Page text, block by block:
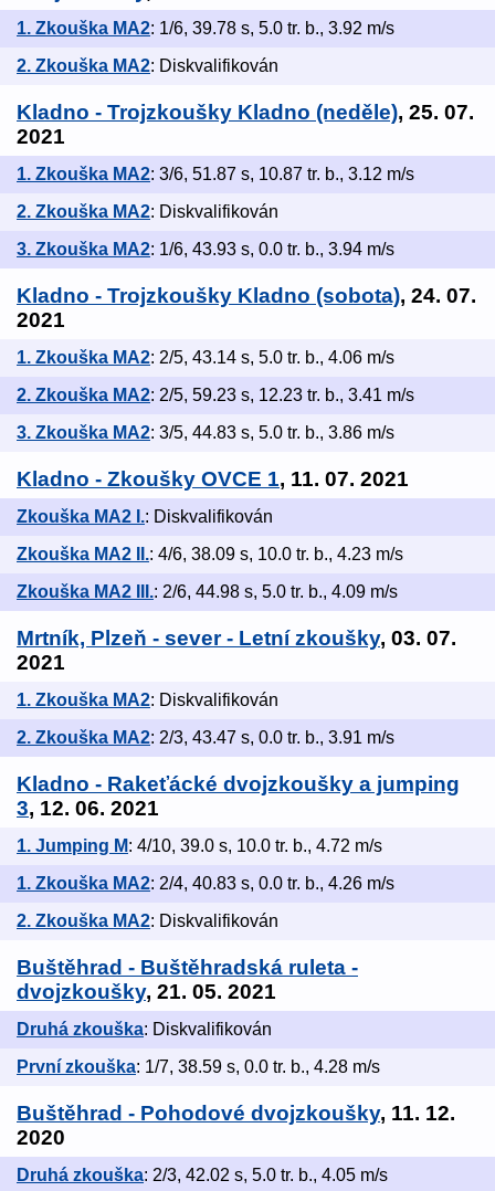
1. Zkouška MA2: 1/6, 39.78 s, 5.0 tr. b., 3.92 m/s
2. Zkouška MA2: Diskvalifikován
Kladno - Trojzkoušky Kladno (neděle), 25. 07.
2021
1. Zkouška MA2: 3/6, 51.87 s, 10.87 tr. b., 3.12 m/s
2. Zkouška MA2: Diskvalifikován
3. Zkouška MA2: 1/6, 43.93 s, 0.0 tr. b., 3.94 m/s
Kladno - Trojzkoušky Kladno (sobota), 24. 07.
2021
1. Zkouška MA2: 2/5, 43.14 s, 5.0 tr. b., 4.06 m/s
2. Zkouška MA2: 2/5, 59.23 s, 12.23 tr. b., 3.41 m/s
3. Zkouška MA2: 3/5, 44.83 s, 5.0 tr. b., 3.86 m/s
Kladno - Zkoušky OVCE 1, 11. 07. 2021
Zkouška MA2 I.: Diskvalifikován
Zkouška MA2 II.: 4/6, 38.09 s, 10.0 tr. b., 4.23 m/s
Zkouška MA2 III.: 2/6, 44.98 s, 5.0 tr. b., 4.09 m/s
Mrtník, Plzeň - sever - Letní zkoušky, 03. 07.
2021
1. Zkouška MA2: Diskvalifikován
2. Zkouška MA2: 2/3, 43.47 s, 0.0 tr. b., 3.91 m/s
Kladno - Rakeťácké dvojzkoušky a jumping
3, 12. 06. 2021
1. Jumping M: 4/10, 39.0 s, 10.0 tr. b., 4.72 m/s
1. Zkouška MA2: 2/4, 40.83 s, 0.0 tr. b., 4.26 m/s
2. Zkouška MA2: Diskvalifikován
Buštěhrad - Buštěhradská ruleta -
dvojzkoušky, 21. 05. 2021
Druhá zkouška: Diskvalifikován
První zkouška: 1/7, 38.59 s, 0.0 tr. b., 4.28 m/s
Buštěhrad - Pohodové dvojzkoušky, 11. 12.
2020
Druhá zkouška: 2/3, 42.02 s, 5.0 tr. b., 4.05 m/s